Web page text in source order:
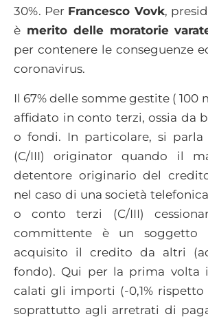
30%. Per Francesco Vovk,
è merito delle moratorie
per contenere le conseguenze
coronavirus.
Il 67% delle somme gestite ( 100
affidato in conto terzi, ossia da
o fondi. In particolare, si
(C/III) originator quando il
detentore originario del
nel caso di una società
o conto terzi (C/III)
committente è un soggetto
acquisito il credito da altri
fondo). Qui per la prima volta
calati gli importi (-0,1% rispetto
soprattutto agli arretrati di